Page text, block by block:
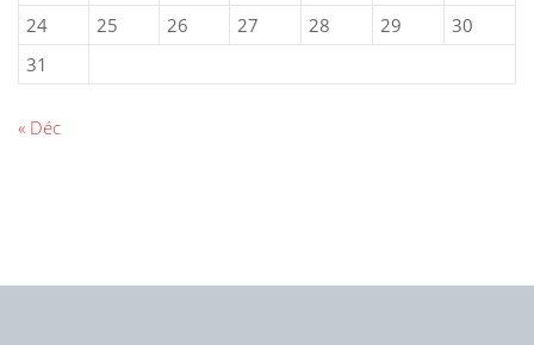
24
25 26 27 28 29
30
31
« Déc